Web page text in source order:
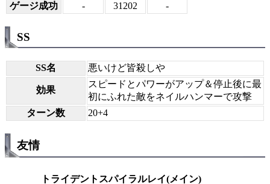
ゲージ成功 - 31202 -
SS
SS名 悪いけど皆殺しや
効果
スピードとパワーがアップ＆停止後に最
初にふれた敵をネイルハンマーで攻撃
ターン数
20+4
友情
トライデントスパイラルレイ(メイン)